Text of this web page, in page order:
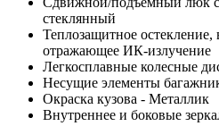
стеклянный
Теплозащитное остекление,
отражающее ИК-излучение
Легкосплавные колесные
Несущие элементы
Окраска кузова - Металлик
Внутреннее и боковые